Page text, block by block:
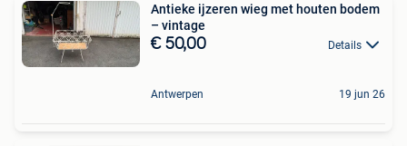
Antieke ijzeren wieg met houten bodem
– vintage
€ 50,00 Details
Antwerpen 19 jun 26